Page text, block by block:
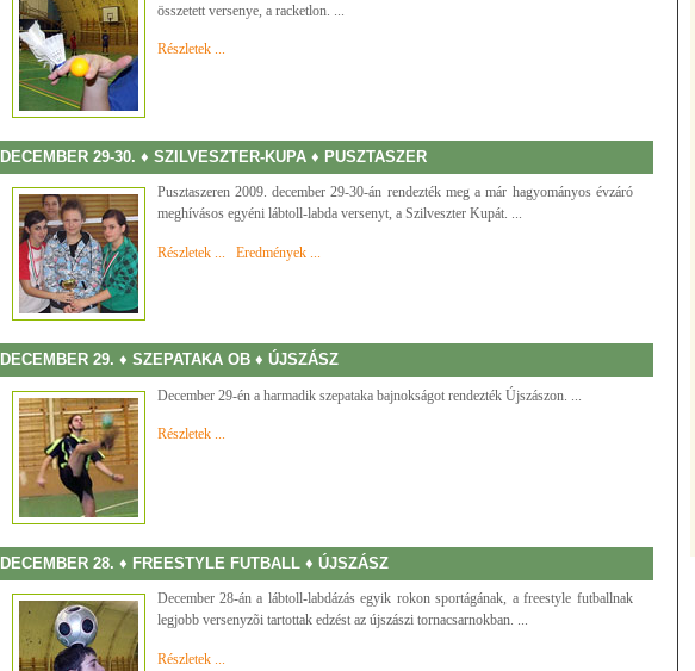
összetett versenye, a racketlon. ...
Részletek ...
DECEMBER 29-30. ♦ SZILVESZTER-KUPA ♦ PUSZTASZER
Pusztaszeren 2009. december 29-30-án rendezték meg a már hagyományos évzáró
meghívásos egyéni lábtoll-labda versenyt, a Szilveszter Kupát. ...
Részletek ... Eredmények ...
DECEMBER 29. ♦ SZEPATAKA OB ♦ ÚJSZÁSZ
December 29-én a harmadik szepataka bajnokságot rendezték Újszászon. ...
Részletek ...
DECEMBER 28. ♦ FREESTYLE FUTBALL ♦ ÚJSZÁSZ
December 28-án a lábtoll-labdázás egyik rokon sportágának, a freestyle futballnak
legjobb versenyzõi tartottak edzést az újszászi tornacsarnokban. ...
Részletek ...